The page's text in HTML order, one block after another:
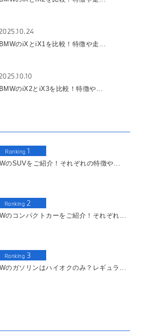
BMWのiXとiX1を比較！特徴や走...
BMWのiX2とiX3を比較！特徴や...
Ranking 1
のSUVをご紹介！それぞれの特徴や...
Ranking 2
のコンパクトカーをご紹介！それぞれ...
Ranking 3
のガソリンはハイオクのみ？レギュラ...